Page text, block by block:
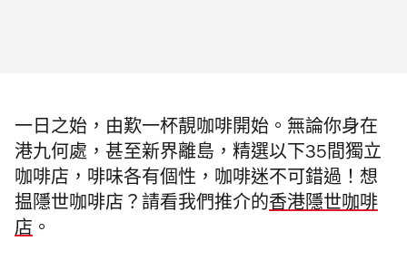
一日之始，由歎一杯靚咖啡開始。 無論你身在
港九何處，甚至新界離島 ，精選以下35間獨立
咖啡店，啡味各有個性，咖啡迷不可錯過！想
揾隱世咖啡店？請看我們推介的香港隱世咖啡
店 。